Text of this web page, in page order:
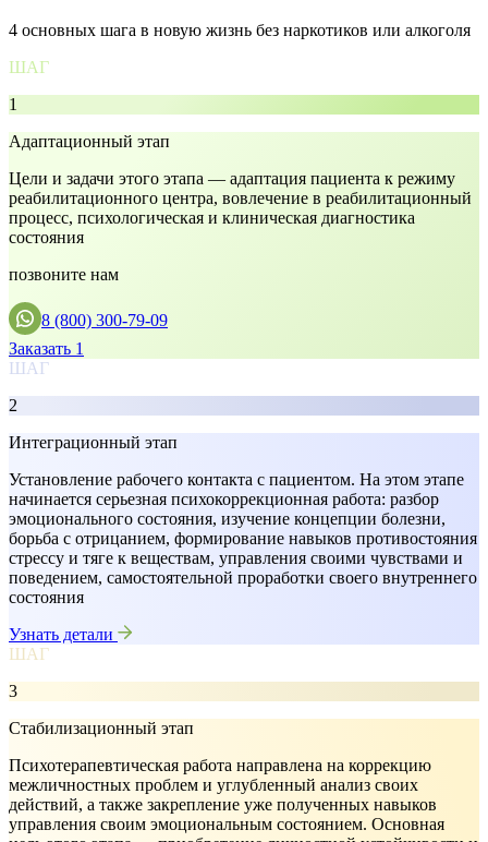
4 основных шага в новую жизнь без наркотиков или алкоголя
ШАГ
1
Адаптационный этап
Цели и задачи этого этапа — адаптация пациента к режиму
реабилитационного центра, вовлечение в реабилитационный
процесс, психологическая и клиническая диагностика
состояния
позвоните нам
8 (800) 300-79-09
Заказать 1
ШАГ
2
Интеграционный этап
Установление рабочего контакта с пациентом. На этом этапе
начинается серьезная психокоррекционная работа: разбор
эмоционального состояния, изучение концепции болезни,
борьба с отрицанием, формирование навыков противостояния
стрессу и тяге к веществам, управления своими чувствами и
поведением, самостоятельной проработки своего внутреннего
состояния
Узнать детали
ШАГ
3
Стабилизационный этап
Психотерапевтическая работа направлена на коррекцию
межличностных проблем и углубленный анализ своих
действий, а также закрепление уже полученных навыков
управления своим эмоциональным состоянием. Основная